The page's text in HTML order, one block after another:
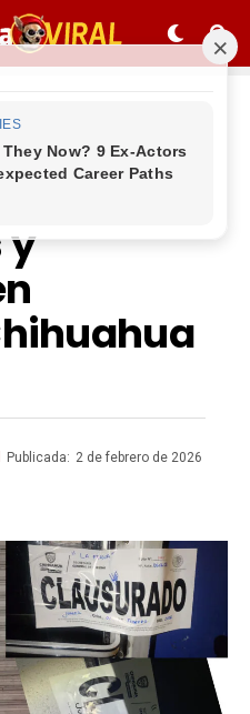
6
y
Publicada: 2 de febrero de 2026